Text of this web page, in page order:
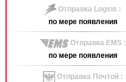
Отправка Logsis :
по мере появления
Отправка EMS :
по мере появления
Отправка Почтой :